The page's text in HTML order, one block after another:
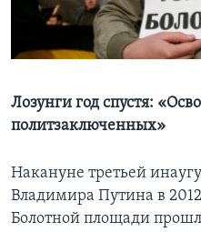
Learning English
Языки
Лозунги год спустя:
политзаключенных»
Накануне третьей
Владимира Путина в
Болотной площади